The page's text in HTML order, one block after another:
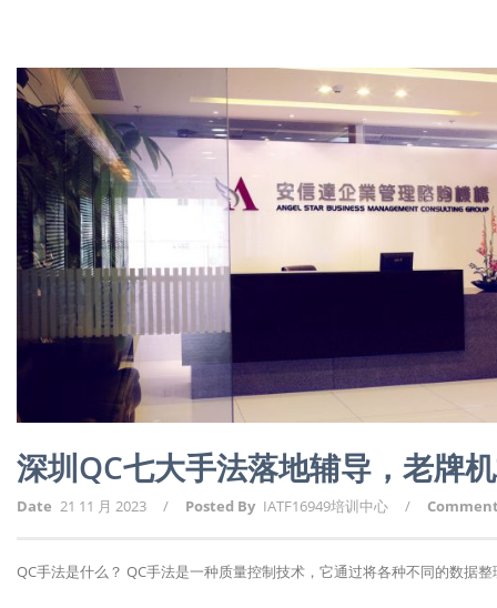
深圳QC七大手法落地辅导，老牌
Date 21 11 月 2023 / Posted By IATF16949培训中心 /
QC手法是什么？ QC手法是一种质量控制技术，它通过将各种不同的数据整